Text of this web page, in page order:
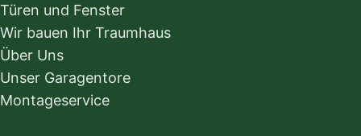
Türen und Fenster
Wir bauen Ihr Traumhaus
Über Uns
Unser Garagentore
Montageservice